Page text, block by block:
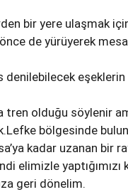
bir yere ulaşmak
önce de yürüyerek
denilebilecek
tren olduğu söylenir
bölgesinde
kadar uzanan bir
elimizle
geri dönelim.